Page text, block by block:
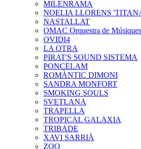
MILENRAMA
NOELIA LLORENS
NASTALLAT
OMAC Orquestra de
OVIDI4
LA OTRA
PIRAT'S SOUND SISTEMA
PONCELAM
ROMÀNTIC DIMONI
SANDRA MONFORT
SMOKING SOULS
SVETLANA
TRAPELLA
TROPICAL GALAXIA
TRIBADE
XAVI SARRIÀ
ZOO